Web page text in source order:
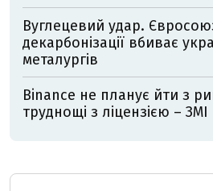
Вуглецевий удар.
декарбонізації вбиває
металургів
Binance не планує йти з
труднощі з ліцензією – ЗМІ